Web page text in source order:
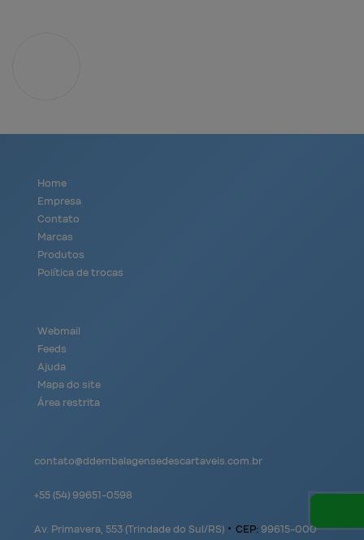
Home
Empresa
Contato
Marcas
Produtos
Política de trocas
Webmail
Feeds
Ajuda
Mapa do site
Área restrita
contato@ddembalagensedescartaveis.com.br
+55 (54) 99651-0598
Av. Primavera, 553 (Trindade do Sul/RS) • CEP: 99615-000